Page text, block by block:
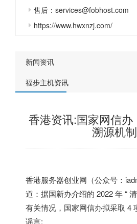
售后：services@fobhost.com
https://www.hwxnzj.com/
新闻资讯
福步主机资讯
香港资讯:国家网信办
溯源机制
香港服务器创业网（公众号：
道：据国新办介绍的 2022 年 “
有关情况，国家网信办拟采取 4
谣言: